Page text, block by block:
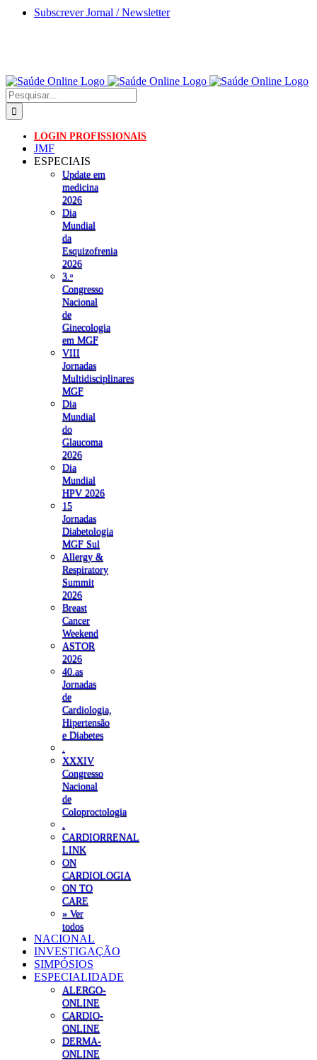
Skip
Subscrever Jornal / Newsletter
Pesquisar
LOGIN PROFISSIONAIS
JMF
ESPECIAIS
Update em
medicina
2026
Dia
Mundial
da
Esquizofrenia
2026
3.ᵒ
Congresso
Nacional
de
Ginecologia
em MGF
VIII
Jornadas
Multidisciplinares
MGF
Dia
Mundial
do
Glaucoma
2026
Dia
Mundial
HPV 2026
15
Jornadas
Diabetologia
MGF Sul
Allergy &
Respiratory
Summit
2026
Breast
Cancer
Weekend
ASTOR
2026
40.as
Jornadas
de
Cardiologia,
Hipertensão
e Diabetes
XXXIV
Congresso
Nacional
de
Coloproctologia
CARDIORRENAL
LINK
ON
CARDIOLOGIA
ON TO
CARE
» Ver
todos
NACIONAL
INVESTIGAÇÃO
SIMPÓSIOS
ESPECIALIDADE
ALERGO-
ONLINE
CARDIO-
ONLINE
DERMA-
ONLINE